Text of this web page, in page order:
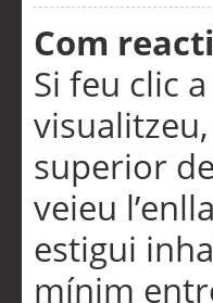
Com
Si feu clic
superior
veieu
estigui
mínim